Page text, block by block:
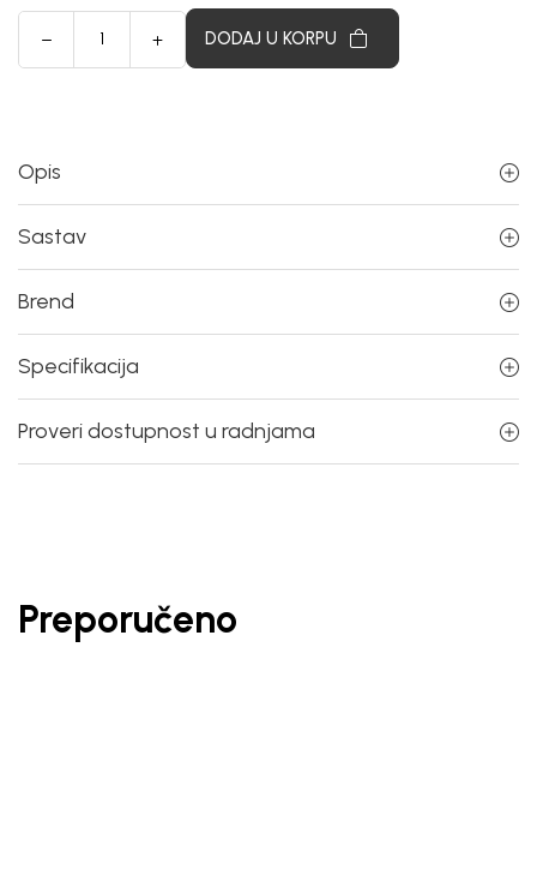
DODAJ U KORPU
Opis
Sastav
Brend
Specifikacija
Proveri dostupnost u radnjama
Preporučeno